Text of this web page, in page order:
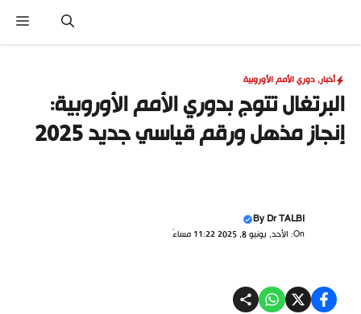
المحتوى
أخبار, دوري الأمم الأوروبية
البرتغال تتوج بدوري الأمم الأوروبية:
إنجاز مذهل ورقم قياسي جديد 2025
ByDr TALBI
On: الأحد, يونيو 8, 2025 11:22 مساءً